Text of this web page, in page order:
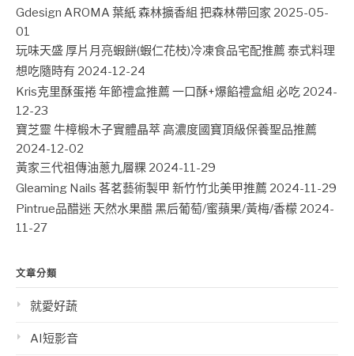
Gdesign AROMA 葉紙 森林擴香組 把森林帶回家 2025-05-
01
玩味天盛 厚片月亮蝦餅(蝦仁花枝)冷凍食品宅配推薦 泰式料理
想吃隨時有 2024-12-24
Kris克里酥蛋捲 年節禮盒推薦 一口酥+爆餡禮盒組 必吃 2024-
12-23
寶芝靈 牛樟椴木子實體晶萃 高濃度國寶頂級保養聖品推薦
2024-12-02
黃家三代祖傳油蔥九層粿 2024-11-29
Gleaming Nails 茖茗藝術製甲 新竹竹北美甲推薦 2024-11-29
Pintrue品醋迷 天然水果醋 黑后葡萄/蜜蘋果/黃梅/香檬 2024-
11-27
文章分類
就愛好蔬
AI短影音